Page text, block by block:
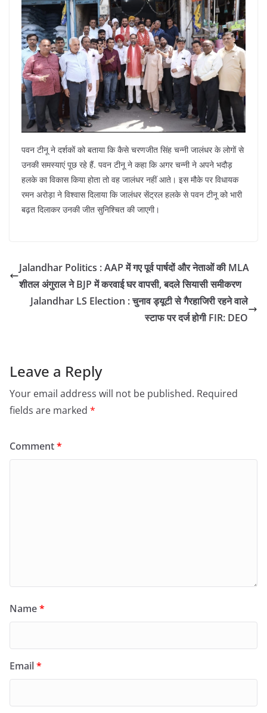
पवन टीनू ने दर्शकों को बताया कि कैसे चरणजीत सिंह चन्नी जालंधर के लोगों से
उनकी समस्याएं पूछ रहे हैं. पवन टीनू ने कहा कि अगर चन्नी ने अपने भदौड़
हलके का विकास किया होता तो वह जालंधर नहीं आते। इस मौके पर विधायक
रमन अरोड़ा ने विश्वास दिलाया कि जालंधर सेंट्रल हलके से पवन टीनू को भारी
बढ़त दिलाकर उनकी जीत सुनिश्चित की जाएगी।
Jalandhar Politics : AAP में गए पूर्व पार्षदों और नेताओं की MLA
शीतल अंगुराल ने BJP में करवाई घर वापसी, बदले सियासी समीकरण
Jalandhar LS Election : चुनाव ड्यूटी से गैरहाजिरी रहने वाले
स्टाफ पर दर्ज होगी FIR: DEO
Leave a Reply
Your email address will not be published. Required
fields are marked *
Comment*
Name*
Email*